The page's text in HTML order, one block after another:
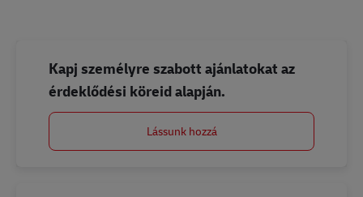
Kapj személyre szabott ajánlatokat az
érdeklődési köreid alapján.
Lássunk hozzá